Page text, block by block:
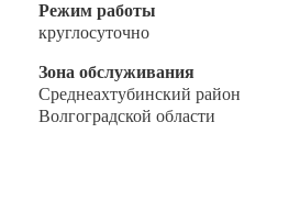
Режим работы
круглосуточно
Зона обслуживания
Среднеахтубинский район
Волгоградской области